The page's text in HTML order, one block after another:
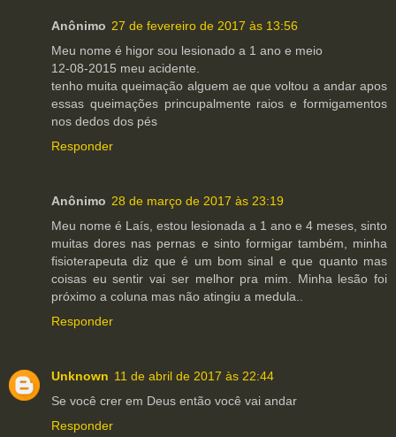
Anônimo 27 de fevereiro de 2017 às 13:56
Meu nome é higor sou lesionado a 1 ano e meio
12-08-2015 meu acidente.
tenho muita queimação alguem ae que voltou a andar apos
essas queimações princupalmente raios e formigamentos
nos dedos dos pés
Responder
Anônimo 28 de março de 2017 às 23:19
Meu nome é Laís, estou lesionada a 1 ano e 4 meses, sinto
muitas dores nas pernas e sinto formigar também, minha
fisioterapeuta diz que é um bom sinal e que quanto mas
coisas eu sentir vai ser melhor pra mim. Minha lesão foi
próximo a coluna mas não atingiu a medula..
Responder
Unknown 11 de abril de 2017 às 22:44
Se você crer em Deus então você vai andar
Responder